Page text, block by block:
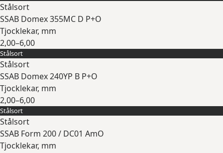
Stålsort
SSAB Domex 355MC D P+O
Tjocklekar, mm
2,00–6,00
Expandera
Stålsort
Stålsort
SSAB Domex 240YP B P+O
Tjocklekar, mm
2,00–6,00
Expandera
Stålsort
Stålsort
SSAB Form 200 / DC01 AmO
Tjocklekar, mm